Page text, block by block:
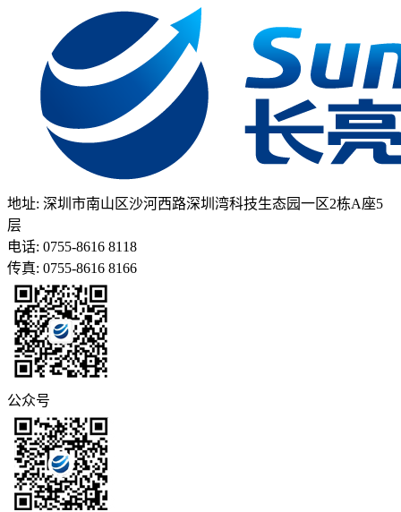
地址: 深圳市南山区沙河西路深圳湾科技生态园一区2栋A座5
层
电话: 0755-8616 8118
传真: 0755-8616 8166
公众号